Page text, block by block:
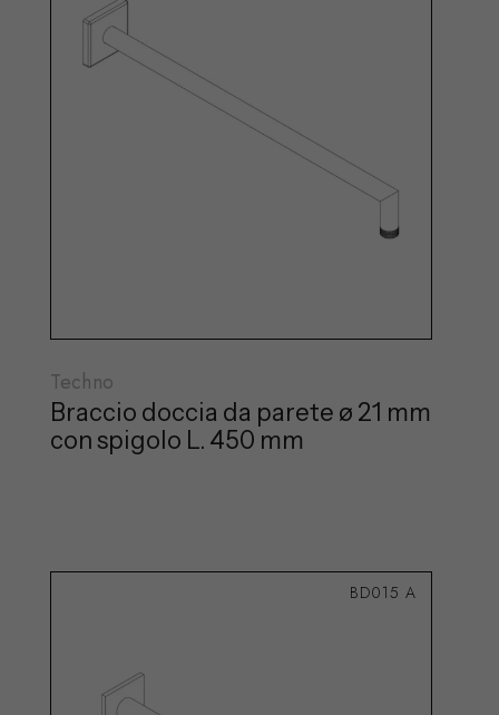
Techno
Braccio doccia da parete ø 21 mm
con spigolo L. 450 mm
BD015 A